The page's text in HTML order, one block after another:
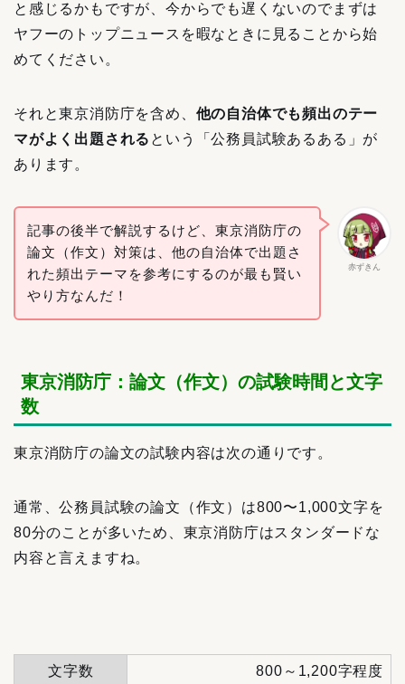
と感じるかもですが、今からでも遅くないのでまずは
ヤフーのトップニュースを暇なときに見ることから始
めてください。
それと東京消防庁を含め、 他の自治体でも頻出のテー
マがよく出題される という「公務員試験あるある」が
あります。
赤ずきん
記事の後半で解説するけど、東京消防庁の
論文（作文）対策は、他の自治体で出題さ
れた頻出テーマを参考にするのが最も賢い
やり方なんだ！
東京消防庁：論文（作文）の試験時間と文字
数
東京消防庁の論文の試験内容は次の通りです。
通常、公務員試験の論文（作文）は800〜1,000文字を
80分のことが多いため、東京消防庁はスタンダードな
内容と言えますね。
文字数 800～1,200字程度